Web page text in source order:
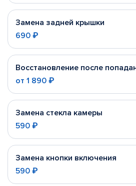
Замена задней крышки
690 ₽
Восстановление после
от 1 890 ₽
Замена стекла камеры
590 ₽
Замена кнопки включения
590 ₽